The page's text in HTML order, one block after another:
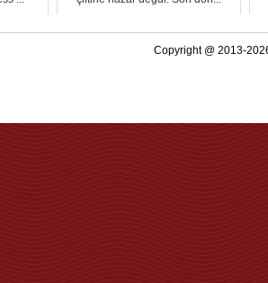
Copyright @ 2013-